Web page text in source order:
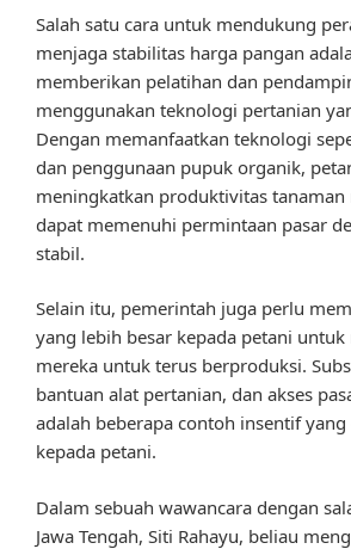
Salah satu cara untuk mendukung
menjaga stabilitas harga pangan
memberikan pelatihan dan
menggunakan teknologi pertanian
Dengan memanfaatkan teknologi
dan penggunaan pupuk organik,
meningkatkan produktivitas tanaman
dapat memenuhi permintaan pasar
stabil.
Selain itu, pemerintah juga perlu
yang lebih besar kepada petani
mereka untuk terus berproduksi.
bantuan alat pertanian, dan akses
adalah beberapa contoh insentif
kepada petani.
Dalam sebuah wawancara dengan
Jawa Tengah, Siti Rahayu, beliau